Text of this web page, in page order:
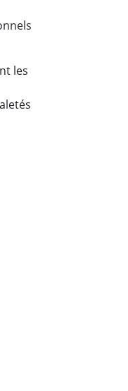
les